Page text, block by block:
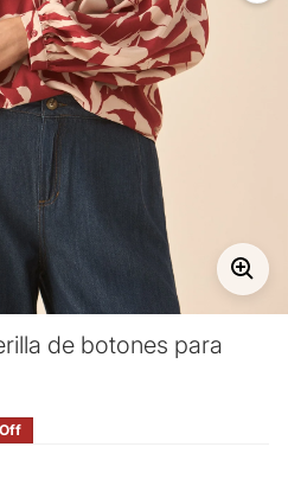
de botones para